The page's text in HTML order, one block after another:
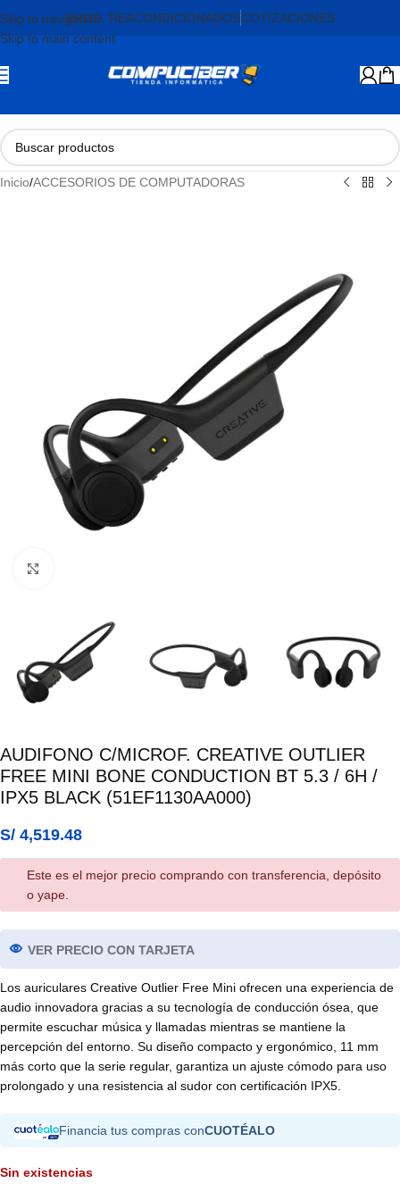
Skip to navigation
Skip to main content
PROD. REACONDICIONADOSCOTIZACIONES
Inicio/ACCESORIOS DE COMPUTADORAS
AUDIFONO C/MICROF. CREATIVE OUTLIER
FREE MINI BONE CONDUCTION BT 5.3 / 6H /
IPX5 BLACK (51EF1130AA000)
S/ 4,519.48
Este es el mejor precio comprando con transferencia, depósito
o yape.
VER PRECIO CON TARJETA
Los auriculares Creative Outlier Free Mini ofrecen una experiencia de
audio innovadora gracias a su tecnología de conducción ósea, que
permite escuchar música y llamadas mientras se mantiene la
percepción del entorno. Su diseño compacto y ergonómico, 11 mm
más corto que la serie regular, garantiza un ajuste cómodo para uso
prolongado y una resistencia al sudor con certificación IPX5.
Financia tus compras conCUOTÉALO
Sin existencias